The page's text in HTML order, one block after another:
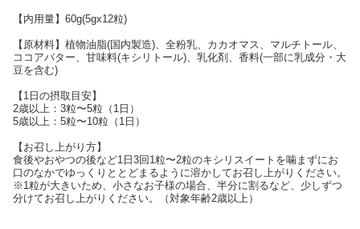
【内用量】60g(5gx12粒)
【原材料】植物油脂(国内製造)、全粉乳、カカオマス、マルチトール、
ココアバター、甘味料(キシリトール)、乳化剤、香料(一部に乳成分・大
豆を含む)
【1日の摂取目安】
2歳以上：3粒〜5粒（1日）
5歳以上：5粒〜10粒（1日）
【お召し上がり方】
食後やおやつの後など1日3回1粒〜2粒のキシリスイートを噛まずにお
口のなかでゆっくりととどまるように溶かしてお召し上がりください。
※1粒が大きいため、小さなお子様の場合、半分に割るなど、少しずつ
分けてお召し上がりください。（対象年齢2歳以上）